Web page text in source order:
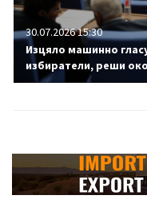
30.07.2026 15:30
Изцяло машинно
избиратели, реши